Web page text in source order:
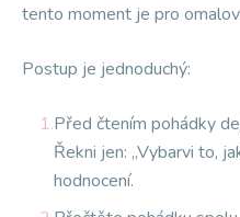
tento moment je pro
Postup je jednoduchý:
1.Před čtením pohádky
Řekni jen: „Vybarvi to,
hodnocení.